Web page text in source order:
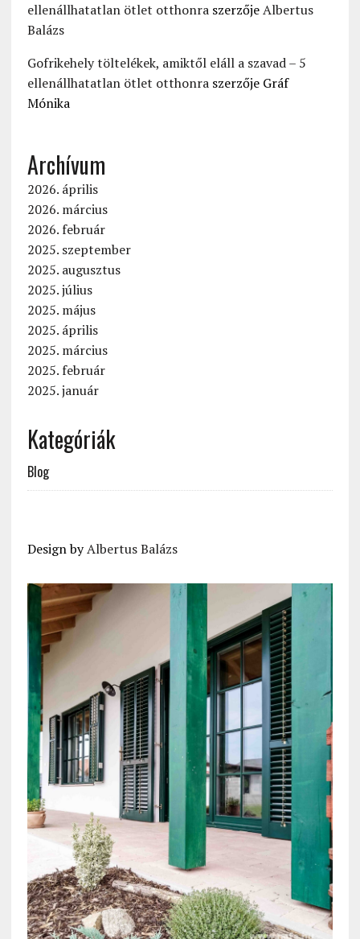
ellenállhatatlan ötlet otthonraszerzőjeAlbertus
Balázs
Gofrikehely töltelékek, amiktől eláll a szavad – 5
ellenállhatatlan ötlet otthonraszerzője Gráf
Mónika
Archívum
2026. április
2026. március
2026. február
2025. szeptember
2025. augusztus
2025. július
2025. május
2025. április
2025. március
2025. február
2025. január
Kategóriák
Blog
Design byAlbertus Balázs